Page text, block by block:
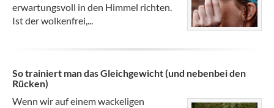
erwartungsvoll in den Himmel richten.
Ist der wolkenfrei,...
So trainiert man das Gleichgewicht (und nebenbei den
Rücken)
Wenn wir auf einem wackeligen